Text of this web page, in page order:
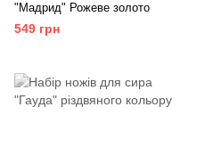
"Мадрид" Рожеве золото
549 грн